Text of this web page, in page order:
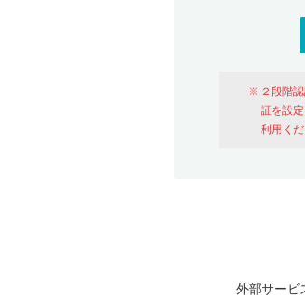
２段階
証を設
利用くだ
外部サービ